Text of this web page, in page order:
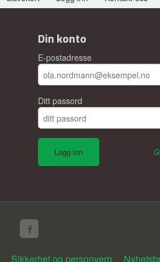
Din konto
E-postadresse
Ditt passord
Sikkerhet og personvern